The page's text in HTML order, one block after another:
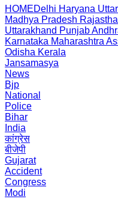
HOMEDelhi Haryana
Madhya Pradesh
Uttarakhand Punjab
Karnataka Maharashtra
Odisha Kerala
Jansamasya
News
Bjp
National
Police
Bihar
India
कांग्रेस
बीजेपी
Gujarat
Accident
Congress
Modi